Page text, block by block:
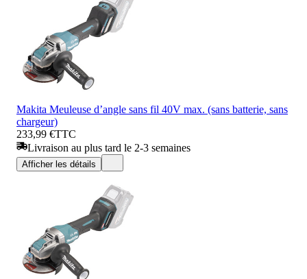
Makita Meuleuse d’angle sans fil 40V max. (sans batterie, sans
chargeur)
233,99 €TTC
Livraison au plus tard le 2-3 semaines
Afficher les détails